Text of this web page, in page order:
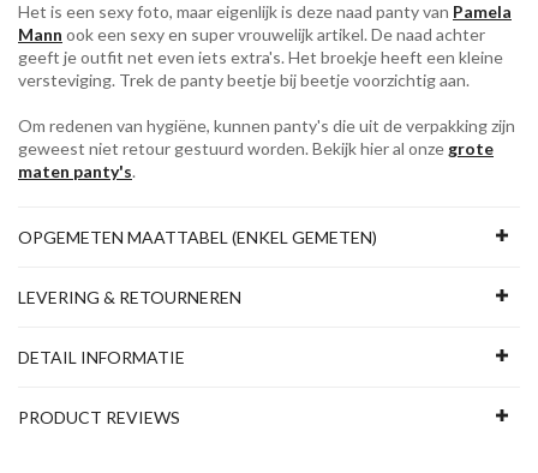
Het is een sexy foto, maar eigenlijk is deze naad panty van Pamela
Mann ook een sexy en super vrouwelijk artikel. De naad achter
geeft je outfit net even iets extra's. Het broekje heeft een kleine
versteviging. Trek de panty beetje bij beetje voorzichtig aan.
Om redenen van hygiëne, kunnen panty's die uit de verpakking zijn
geweest niet retour gestuurd worden. Bekijk hier al onze grote
maten panty's.
OPGEMETEN MAATTABEL (ENKEL GEMETEN)
LEVERING & RETOURNEREN
DETAIL INFORMATIE
PRODUCT REVIEWS